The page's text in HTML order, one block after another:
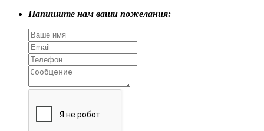
Напишите нам ваши пожелания: